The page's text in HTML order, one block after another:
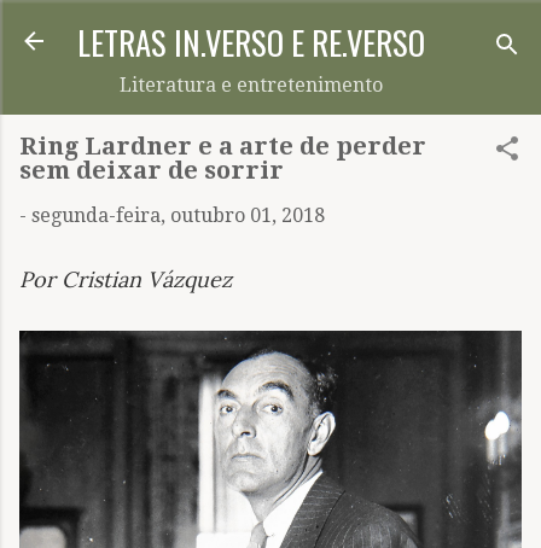
Pular para o conteúdo principal
LETRAS IN.VERSO E RE.VERSO
Literatura e entretenimento
Ring Lardner e a arte de perder
sem deixar de sorrir
- segunda-feira, outubro 01, 2018
Por Cristian Vázquez